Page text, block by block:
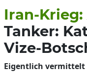
Iran-Krieg:
Tanker:
Vize-
Eigentlich